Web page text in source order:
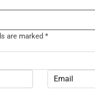
are marked *